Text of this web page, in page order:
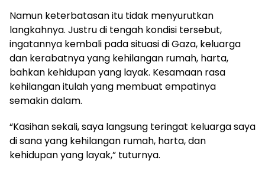
Namun keterbatasan itu tidak menyurutkan
langkahnya. Justru di tengah kondisi tersebut,
ingatannya kembali pada situasi di Gaza, keluarga
dan kerabatnya yang kehilangan rumah, harta,
bahkan kehidupan yang layak. Kesamaan rasa
kehilangan itulah yang membuat empatinya
semakin dalam.
“Kasihan sekali, saya langsung teringat keluarga saya
di sana yang kehilangan rumah, harta, dan
kehidupan yang layak,” tuturnya.